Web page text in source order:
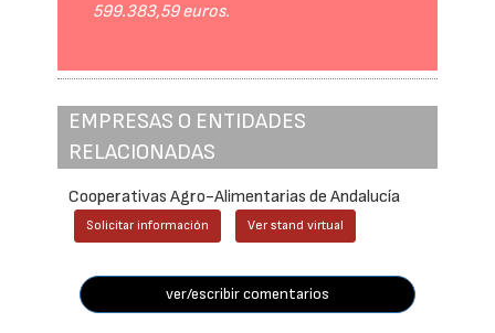
599.383,59 euros.
EMPRESAS O ENTIDADES
RELACIONADAS
Cooperativas Agro-Alimentarias de Andalucía
Solicitar información Ver stand virtual
ver/escribir comentarios